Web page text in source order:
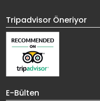
Tripadvisor Öneriyor
E-Bülten